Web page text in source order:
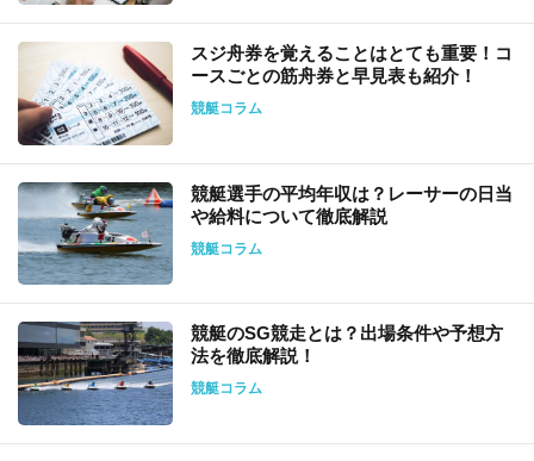
スジ舟券を覚えることはとても重要！コ
ースごとの筋舟券と早見表も紹介！
競艇コラム
競艇選手の平均年収は？レーサーの日当
や給料について徹底解説
競艇コラム
競艇のSG競走とは？出場条件や予想方
法を徹底解説！
競艇コラム